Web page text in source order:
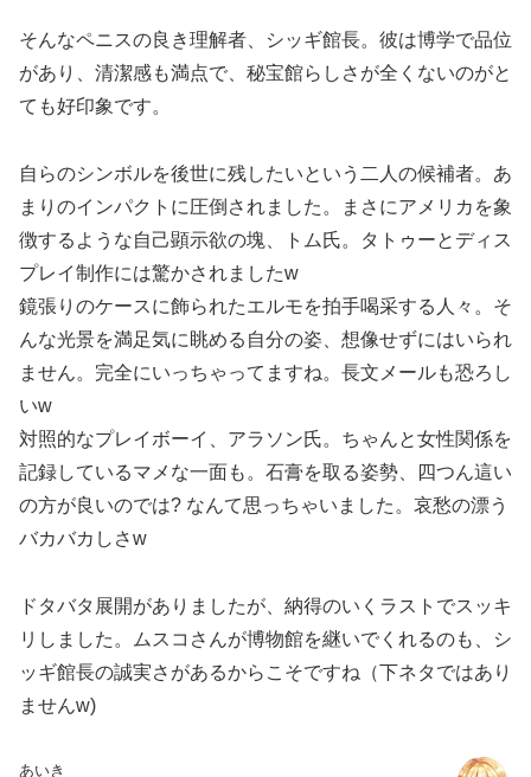
そんなペニスの良き理解者、シッギ館長。彼は博学で品位
があり、清潔感も満点で、秘宝館らしさが全くないのがと
ても好印象です。
自らのシンボルを後世に残したいという二人の候補者。あ
まりのインパクトに圧倒されました。まさにアメリカを象
徴するような自己顕示欲の塊、トム氏。タトゥーとディス
プレイ制作には驚かされましたw
鏡張りのケースに飾られたエルモを拍手喝采する人々。そ
んな光景を満足気に眺める自分の姿、想像せずにはいられ
ません。完全にいっちゃってますね。長文メールも恐ろし
いw
対照的なプレイボーイ、アラソン氏。ちゃんと女性関係を
記録しているマメな一面も。石膏を取る姿勢、四つん這い
の方が良いのでは? なんて思っちゃいました。哀愁の漂う
バカバカしさw
ドタバタ展開がありましたが、納得のいくラストでスッキ
リしました。ムスコさんが博物館を継いでくれるのも、シ
ッギ館長の誠実さがあるからこそですね（下ネタではあり
ませんw)
あいき